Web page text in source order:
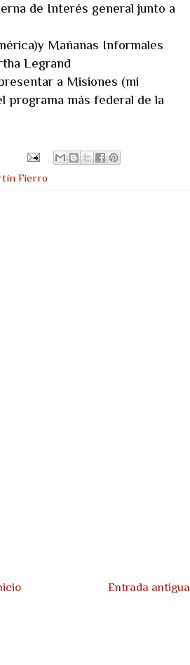
de Interés general junto a
Mañanas Informales
Legrand
a Misiones (mi
programa más federal de la
Fierro
Entrada antigua